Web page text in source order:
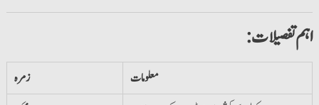
:اہم تفصیلات
زمرہ
معلومات